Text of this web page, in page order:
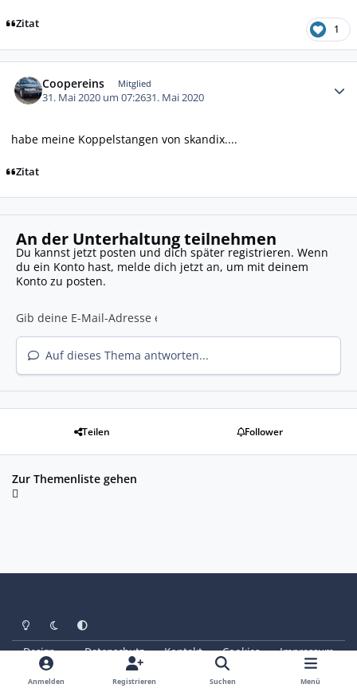
Zitat 1
Coopereins Mitglied
31. Mai 2020 um 07:2631. Mai 2020
habe meine Koppelstangen von skandix....
Zitat
An der Unterhaltung teilnehmen
Du kannst jetzt posten und dich später registrieren. Wenn
du ein Konto hast, melde dich jetzt an, um mit deinem
Konto zu posten.
Auf dieses Thema antworten...
Teilen Follower
Zur Themenliste gehen
Heller ModusDunkler Modus
Systemeinstellung
Design Datenschutz Kontakt Cookies
Impressum
© Copyright 2025 - SAABoteure e. V.
Powered by Invision Community
Anmelden Registrieren Suchen Menü